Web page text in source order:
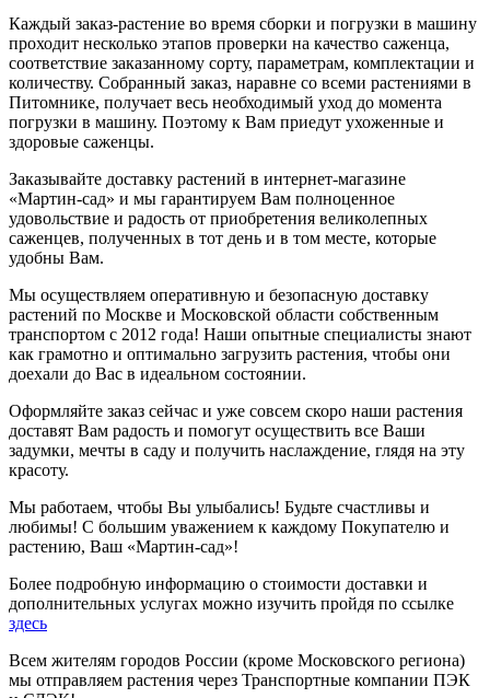
Каждый заказ-растение во время сборки и погрузки в машину
проходит несколько этапов проверки на качество саженца,
соответствие заказанному сорту, параметрам, комплектации и
количеству. Собранный заказ, наравне со всеми растениями в
Питомнике, получает весь необходимый уход до момента
погрузки в машину. Поэтому к Вам приедут ухоженные и
здоровые саженцы.
Заказывайте доставку растений в интернет-магазине
«Мартин-сад» и мы гарантируем Вам полноценное
удовольствие и радость от приобретения великолепных
саженцев, полученных в тот день и в том месте, которые
удобны Вам.
Мы осуществляем оперативную и безопасную доставку
растений по Москве и Московской области собственным
транспортом с 2012 года! Наши опытные специалисты знают
как грамотно и оптимально загрузить растения, чтобы они
доехали до Вас в идеальном состоянии.
Оформляйте заказ сейчас и уже совсем скоро наши растения
доставят Вам радость и помогут осуществить все Ваши
задумки, мечты в саду и получить наслаждение, глядя на эту
красоту.
Мы работаем, чтобы Вы улыбались! Будьте счастливы и
любимы! С большим уважением к каждому Покупателю и
растению, Ваш «Мартин-сад»!
Более подробную информацию о стоимости доставки и
дополнительных услугах можно изучить пройдя по ссылке
здесь
Всем жителям городов России (кроме Московского региона)
мы отправляем растения через Транспортные компании ПЭК